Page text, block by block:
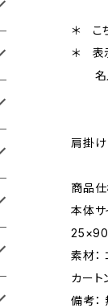
＊ こ
＊ 表
名入
肩掛け
商品
本体サ
素材：
カー
備考